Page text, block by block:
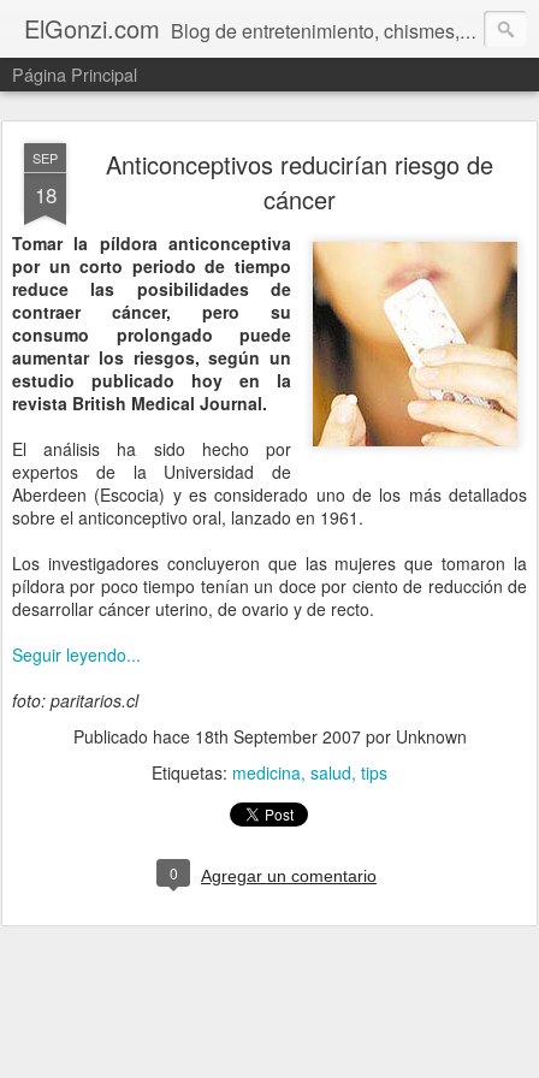
ElGonzi.com Blog de entretenimiento, chismes, humor, farándula, curiosidades, ovnis, noticias calientes, fotos, videos, paranormal y ¡más!
Página Principal
SEP
18
Anticonceptivos reducirían riesgo de
cáncer
Tomar la píldora anticonceptiva
por un corto periodo de tiempo
reduce las posibilidades de
contraer cáncer, pero su
consumo prolongado puede
aumentar los riesgos, según un
estudio publicado hoy en la
revista British Medical Journal.
El análisis ha sido hecho por
expertos de la Universidad de
Aberdeen (Escocia) y es considerado uno de los más detallados
sobre el anticonceptivo oral, lanzado en 1961.
Los investigadores concluyeron que las mujeres que tomaron la
píldora por poco tiempo tenían un doce por ciento de reducción de
desarrollar cáncer uterino, de ovario y de recto.
Seguir leyendo...
foto: paritarios.cl
Publicado hace 18th September 2007por Unknown
Etiquetas: medicina salud tips
0 Agregar un comentario